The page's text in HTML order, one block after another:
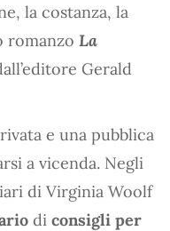
la costanza, la
romanzo La
Gerald
e una pubblica
a vicenda. Negli
di Virginia Woolf
di consigli per